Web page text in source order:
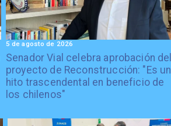
Senador Vial celebra aprobación del
proyecto de Reconstrucción: "Es un
hito trascendental en beneficio de
los chilenos"
5 de agosto de 2026